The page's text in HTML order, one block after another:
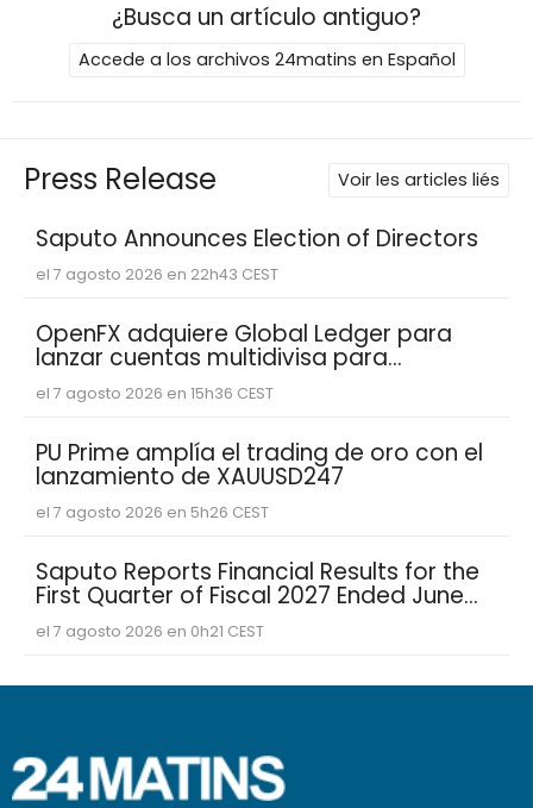
¿Busca un artículo antiguo?
Accede a los archivos 24matins en Español
Press Release Voir les articles liés
Saputo Announces Election of Directors
el 7 agosto 2026 en 22h43 CEST
OpenFX adquiere Global Ledger para
lanzar cuentas multidivisa para
empresas fintech
el 7 agosto 2026 en 15h36 CEST
PU Prime amplía el trading de oro con el
lanzamiento de XAUUSD247
el 7 agosto 2026 en 5h26 CEST
Saputo Reports Financial Results for the
First Quarter of Fiscal 2027 Ended June
30, 2026
el 7 agosto 2026 en 0h21 CEST